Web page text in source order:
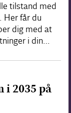
tilstand med
Her får du
dig med at
i din…
i 2035 på